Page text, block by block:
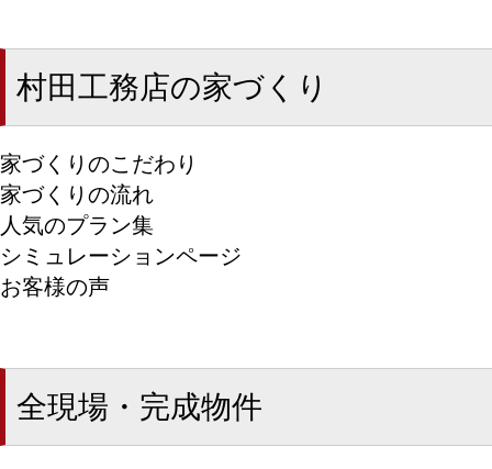
村田工務店の家づくり
家づくりのこだわり
家づくりの流れ
人気のプラン集
シミュレーションページ
お客様の声
全現場・完成物件